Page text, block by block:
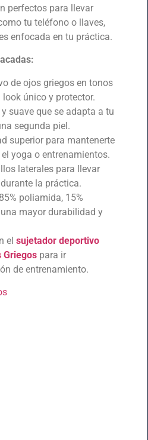
perfectos para llevar
tu teléfono o llaves,
enfocada en tu práctica.
de ojos griegos en tonos
único y protector.
suave que se adapta a tu
segunda piel.
superior para mantenerte
yoga o entrenamientos.
laterales para llevar
la práctica.
poliamida, 15%
mayor durabilidad y
el sujetador deportivo
Griegospara ir
de entrenamiento.